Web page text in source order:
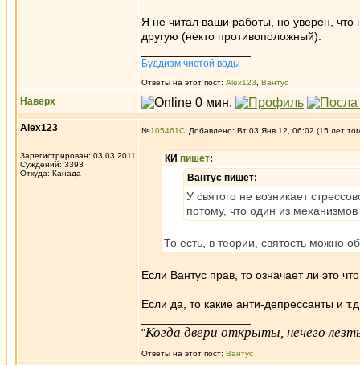
Я не читал ваши работы, но уверен, что
другую (некто противоположный).
Буддизм чистой воды
Ответы на этот пост: Alex123 Вантус
Наверх
Alex123
Зарегистрирован: 03.03.2011
Суждений: 3393
Откуда: Канада
№105461 Добавлено: Вт 03 Янв 12, 06:02 (15 лет
КИ пишет:
Вантус пишет:
У святого не возникает
потому, что один из
То есть, в теории, святость можно
Если Вантус прав, то означает ли это
Если да, то какие анти-депрессанты и
"Когда двери открыты, нечего
Ответы на этот пост: Вантус